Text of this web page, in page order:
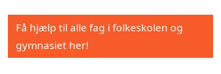
Få hjælp til alle fag i folkeskolen og
gymnasiet her!